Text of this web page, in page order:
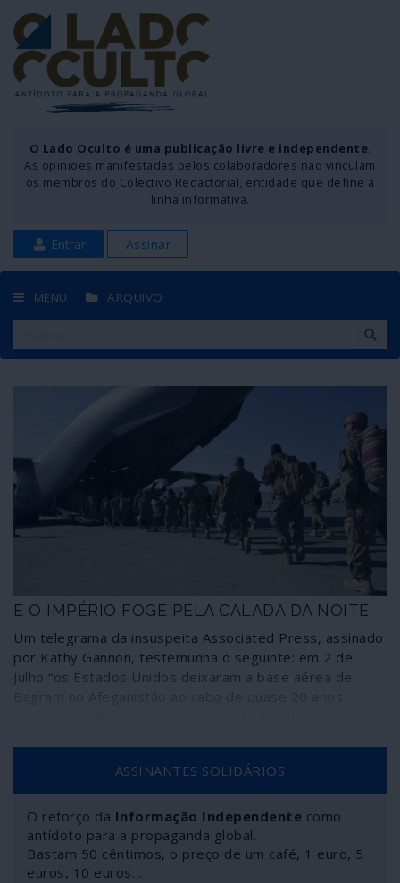
O Lado Oculto é uma publicação livre e independente.
As opiniões manifestadas pelos colaboradores não vinculam
os membros do Colectivo Redactorial, entidade que define a
linha informativa.
Entrar Assinar
MENU ARQUIVO
E O IMPÉRIO FOGE PELA CALADA DA NOITE
Um telegrama da insuspeita Associated Press, assinado
por Kathy Gannon, testemunha o seguinte: em 2 de
Julho “os Estados Unidos deixaram a base aérea de
horas depois, segundo fontes afegãs”.
ASSINANTES SOLIDÁRIOS
O reforço da Informação Independente como
antídoto para a propaganda global.
Bastam 50 cêntimos, o preço de um café, 1 euro, 5
euros, 10 euros…